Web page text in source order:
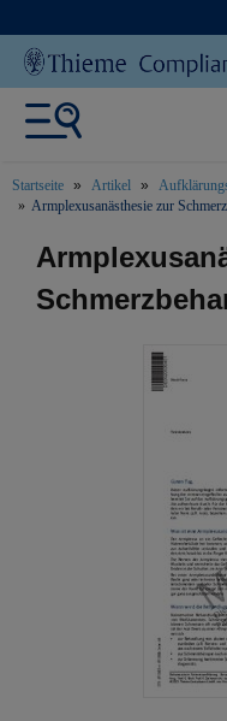
Startseite Artikel
Armplexusanästhesie zur
text.skipToContent
text.skipToNavigation